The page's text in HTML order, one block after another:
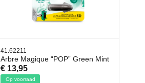
41.62211
Arbre Magique “POP” Green Mint
€ 13,95
Op voorraad